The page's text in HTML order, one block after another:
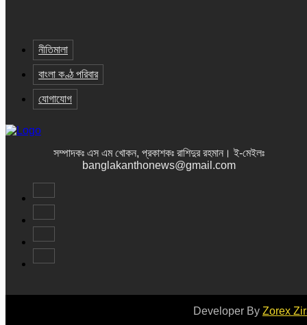
নীতিমালা
বাংলা কণ্ঠ পরিবার
যোগাযোগ
সম্পাদকঃ এস এম খোকন, প্রকাশকঃ রাশিদুর রহমান । ই-মেইলঃ
banglakanthonews@gmail.com
Developer By Zorex